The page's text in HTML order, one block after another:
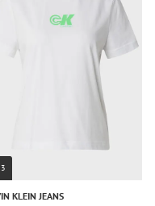
KLEIN JEANS